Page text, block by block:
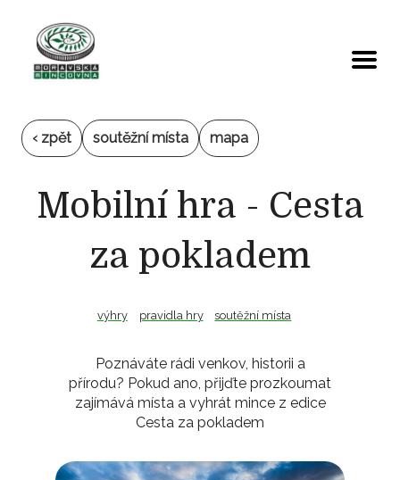
‹ zpět soutěžní místa mapa
Mobilní hra - Cesta
za pokladem
výhry pravidla hry soutěžní místa
Poznáváte rádi venkov, historii a
přírodu? Pokud ano, přijďte prozkoumat
zajímává místa a vyhrát mince z edice
Cesta za pokladem